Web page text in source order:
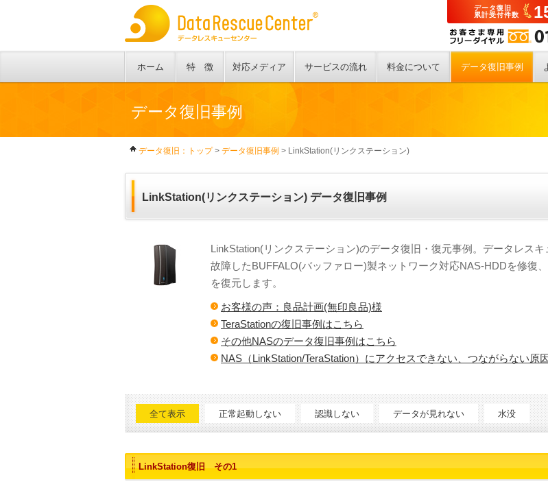
データ復旧
累計受付件数
ホーム 特 徴 対応メディア サービスの流れ 料金について データ復旧事例
データ復旧事例
データ復旧：トップ> データ復旧事例 > LinkStation(リンクステーション)
LinkStation(リンクステーション) データ復旧事例
LinkStation(リンクステーション)のデータ復旧・復元事例。データレスキ
故障したBUFFALO(バッファロー)製ネットワーク対応NAS-HDDを修復
を復元します。
お客様の声：良品計画(無印良品)様
TeraStationの復旧事例はこちら
その他NASのデータ復旧事例はこちら
NAS（LinkStation/TeraStation）にアクセスできない、つながらない原
全て表示 正常起動しない 認識しない データが見れない 水没
LinkStation復旧 その1